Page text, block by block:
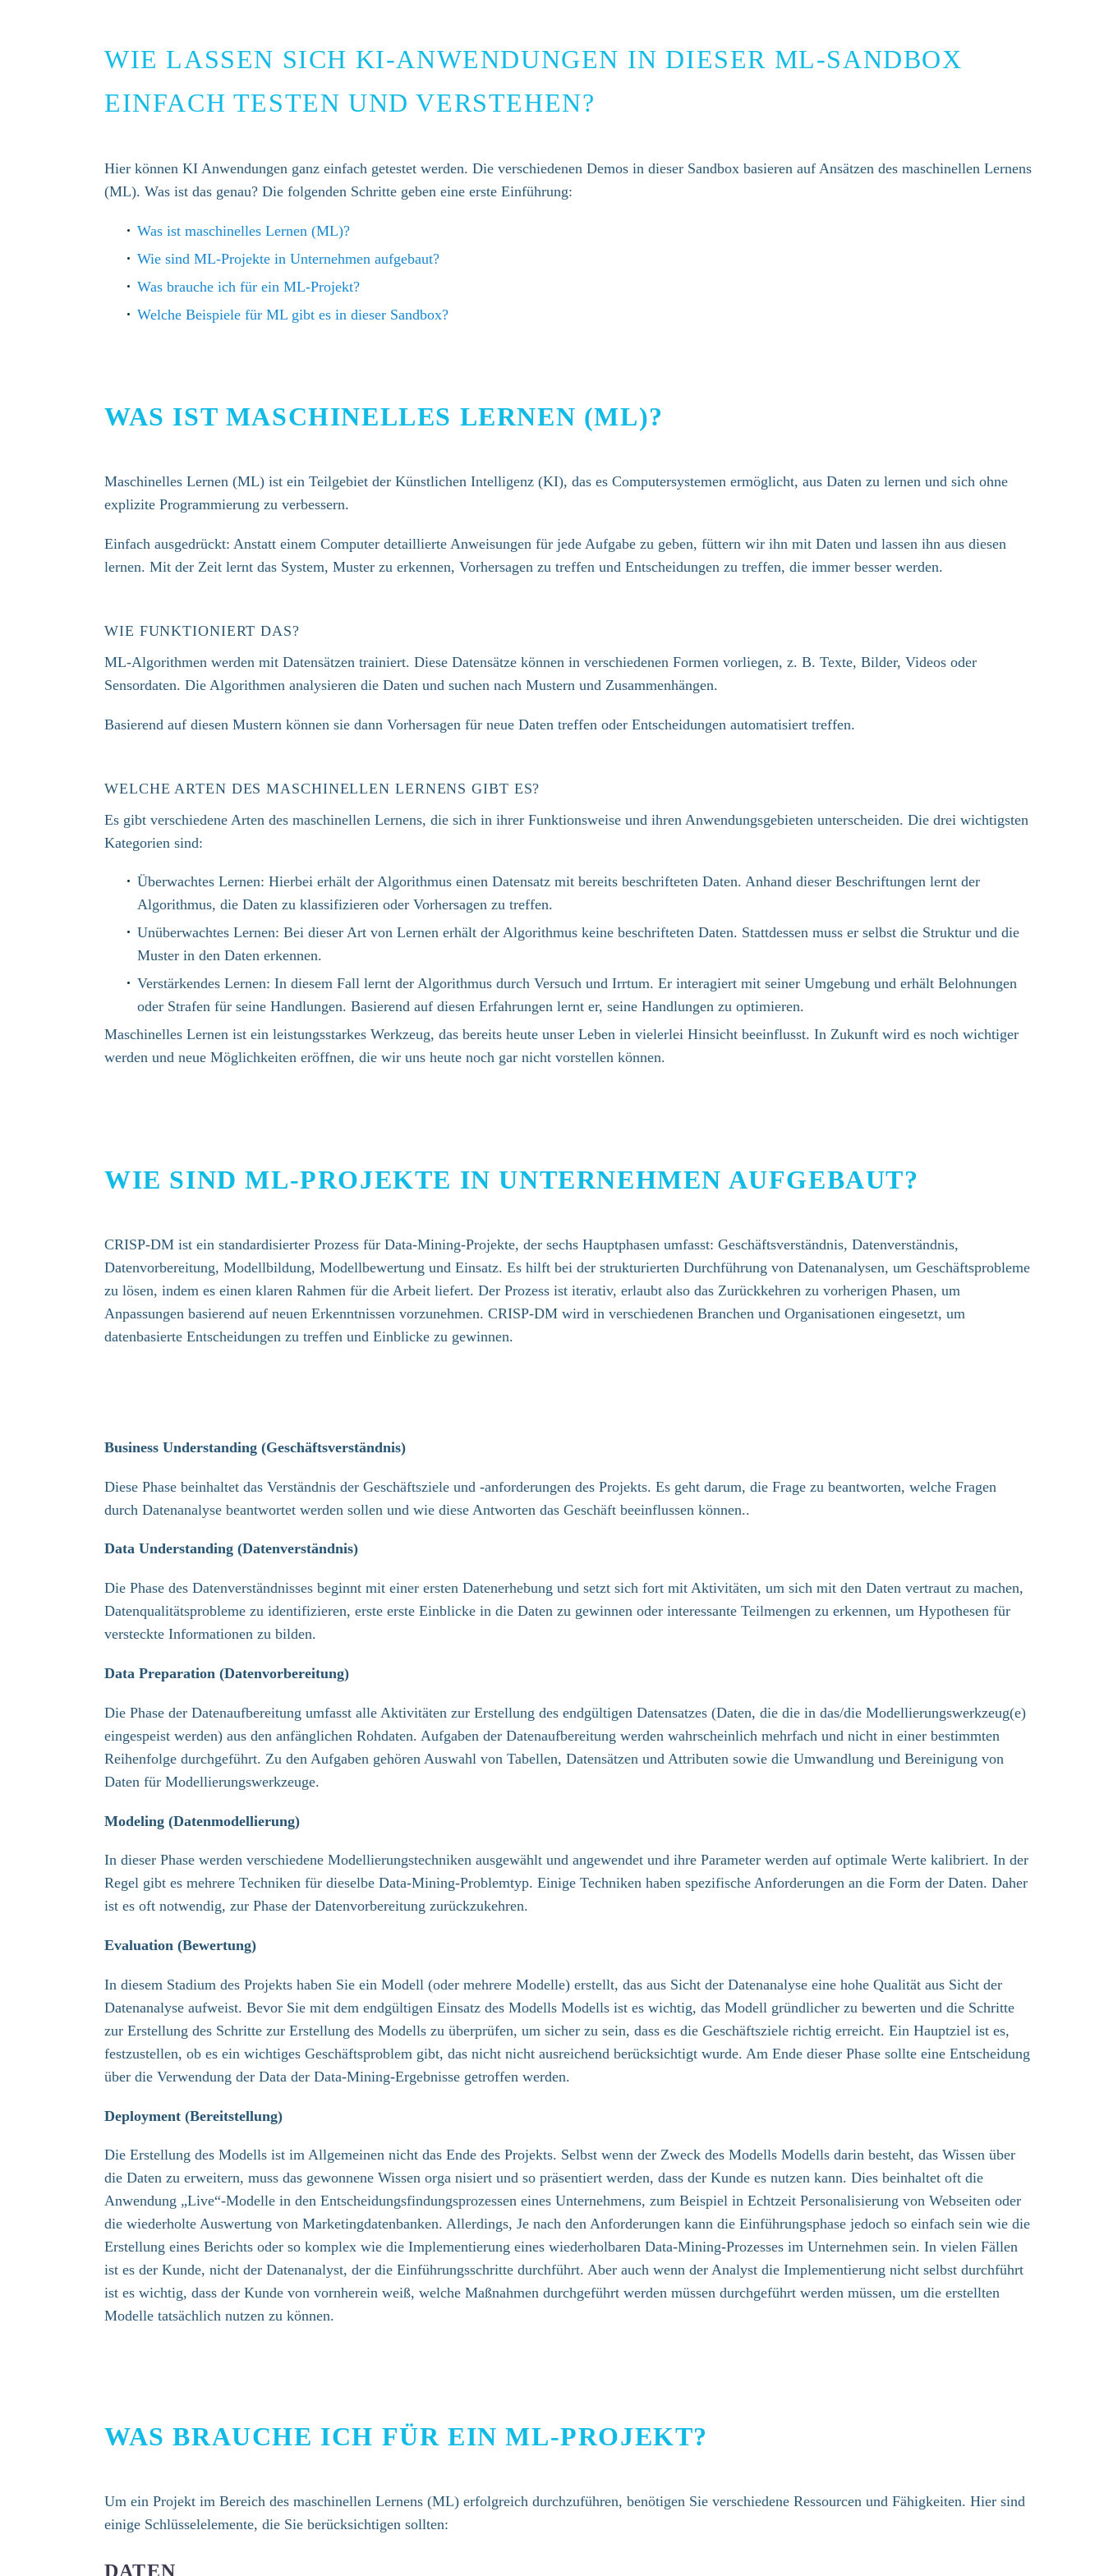
WIE LASSEN SICH KI-ANWENDUNGEN IN DIESER ML-SANDBOX
EINFACH TESTEN UND VERSTEHEN?​
Hier können KI Anwendungen ganz einfach getestet werden. Die verschiedenen Demos in dieser Sandbox basieren auf Ansätzen des maschinellen Lernens
(ML). Was ist das genau? Die folgenden Schritte geben eine erste Einführung:​
Was ist maschinelles Lernen (ML)?
Wie sind ML-Projekte in Unternehmen aufgebaut?
Was brauche ich für ein ML-Projekt?
Welche Beispiele für ML gibt es in dieser Sandbox?
WAS IST MASCHINELLES LERNEN (ML)?
Maschinelles Lernen (ML) ist ein Teilgebiet der Künstlichen Intelligenz (KI), das es Computersystemen ermöglicht, aus Daten zu lernen und sich ohne
explizite Programmierung zu verbessern. ​
​Einfach ausgedrückt: Anstatt einem Computer detaillierte Anweisungen für jede Aufgabe zu geben, füttern wir ihn mit Daten und lassen ihn aus diesen
lernen. Mit der Zeit lernt das System, Muster zu erkennen, Vorhersagen zu treffen und Entscheidungen zu treffen, die immer besser werden.​
WIE FUNKTIONIERT DAS?​
​ML-Algorithmen werden mit Datensätzen trainiert. Diese Datensätze können in verschiedenen Formen vorliegen, z. B. Texte, Bilder, Videos oder
Sensordaten. Die Algorithmen analysieren die Daten und suchen nach Mustern und Zusammenhängen. ​
​Basierend auf diesen Mustern können sie dann Vorhersagen für neue Daten treffen oder Entscheidungen automatisiert treffen.​
WELCHE ARTEN DES MASCHINELLEN LERNENS GIBT ES?​
Es gibt verschiedene Arten des maschinellen Lernens, die sich in ihrer Funktionsweise und ihren Anwendungsgebieten unterscheiden. Die drei wichtigsten
Kategorien sind:​
Überwachtes Lernen: Hierbei erhält der Algorithmus einen Datensatz mit bereits beschrifteten Daten. Anhand dieser Beschriftungen lernt der
Algorithmus, die Daten zu klassifizieren oder Vorhersagen zu treffen. ​
Unüberwachtes Lernen: Bei dieser Art von Lernen erhält der Algorithmus keine beschrifteten Daten. Stattdessen muss er selbst die Struktur und die
Muster in den Daten erkennen. ​
Verstärkendes Lernen: In diesem Fall lernt der Algorithmus durch Versuch und Irrtum. Er interagiert mit seiner Umgebung und erhält Belohnungen
oder Strafen für seine Handlungen. Basierend auf diesen Erfahrungen lernt er, seine Handlungen zu optimieren.​
Maschinelles Lernen ist ein leistungsstarkes Werkzeug, das bereits heute unser Leben in vielerlei Hinsicht beeinflusst. In Zukunft wird es noch wichtiger
werden und neue Möglichkeiten eröffnen, die wir uns heute noch gar nicht vorstellen können.​
WIE SIND ML-PROJEKTE IN UNTERNEHMEN AUFGEBAUT?
CRISP-DM ist ein standardisierter Prozess für Data-Mining-Projekte, der sechs Hauptphasen umfasst: Geschäftsverständnis, Datenverständnis,
Datenvorbereitung, Modellbildung, Modellbewertung und Einsatz. Es hilft bei der strukturierten Durchführung von Datenanalysen, um Geschäftsprobleme
zu lösen, indem es einen klaren Rahmen für die Arbeit liefert. Der Prozess ist iterativ, erlaubt also das Zurückkehren zu vorherigen Phasen, um
Anpassungen basierend auf neuen Erkenntnissen vorzunehmen. CRISP-DM wird in verschiedenen Branchen und Organisationen eingesetzt, um
datenbasierte Entscheidungen zu treffen und Einblicke zu gewinnen.
Business Understanding (Geschäftsverständnis)
Diese Phase beinhaltet das Verständnis der Geschäftsziele und -anforderungen des Projekts. Es geht darum, die Frage zu beantworten, welche Fragen
durch Datenanalyse beantwortet werden sollen und wie diese Antworten das Geschäft beeinflussen können..
Data Understanding (Datenverständnis)
Die Phase des Datenverständnisses beginnt mit einer ersten Datenerhebung und setzt sich fort mit Aktivitäten, um sich mit den Daten vertraut zu machen,
Datenqualitätsprobleme zu identifizieren, erste erste Einblicke in die Daten zu gewinnen oder interessante Teilmengen zu erkennen, um Hypothesen für
versteckte Informationen zu bilden.
Data Preparation (Datenvorbereitung)
Die Phase der Datenaufbereitung umfasst alle Aktivitäten zur Erstellung des endgültigen Datensatzes (Daten, die die in das/die Modellierungswerkzeug(e)
eingespeist werden) aus den anfänglichen Rohdaten. Aufgaben der Datenaufbereitung werden wahrscheinlich mehrfach und nicht in einer bestimmten
Reihenfolge durchgeführt. Zu den Aufgaben gehören Auswahl von Tabellen, Datensätzen und Attributen sowie die Umwandlung und Bereinigung von
Daten für Modellierungswerkzeuge.
Modeling (Datenmodellierung)
In dieser Phase werden verschiedene Modellierungstechniken ausgewählt und angewendet und ihre Parameter werden auf optimale Werte kalibriert. In der
Regel gibt es mehrere Techniken für dieselbe Data-Mining-Problemtyp. Einige Techniken haben spezifische Anforderungen an die Form der Daten. Daher
ist es oft notwendig, zur Phase der Datenvorbereitung zurückzukehren.
Evaluation (Bewertung)
In diesem Stadium des Projekts haben Sie ein Modell (oder mehrere Modelle) erstellt, das aus Sicht der Datenanalyse eine hohe Qualität aus Sicht der
Datenanalyse aufweist. Bevor Sie mit dem endgültigen Einsatz des Modells Modells ist es wichtig, das Modell gründlicher zu bewerten und die Schritte
zur Erstellung des Schritte zur Erstellung des Modells zu überprüfen, um sicher zu sein, dass es die Geschäftsziele richtig erreicht. Ein Hauptziel ist es,
festzustellen, ob es ein wichtiges Geschäftsproblem gibt, das nicht nicht ausreichend berücksichtigt wurde. Am Ende dieser Phase sollte eine Entscheidung
über die Verwendung der Data der Data-Mining-Ergebnisse getroffen werden.
Deployment (Bereitstellung)
Die Erstellung des Modells ist im Allgemeinen nicht das Ende des Projekts. Selbst wenn der Zweck des Modells Modells darin besteht, das Wissen über
die Daten zu erweitern, muss das gewonnene Wissen orga nisiert und so präsentiert werden, dass der Kunde es nutzen kann. Dies beinhaltet oft die
Anwendung „Live“-Modelle in den Entscheidungsfindungsprozessen eines Unternehmens, zum Beispiel in Echtzeit Personalisierung von Webseiten oder
die wiederholte Auswertung von Marketingdatenbanken. Allerdings, Je nach den Anforderungen kann die Einführungsphase jedoch so einfach sein wie die
Erstellung eines Berichts oder so komplex wie die Implementierung eines wiederholbaren Data-Mining-Prozesses im Unternehmen sein. In vielen Fällen
ist es der Kunde, nicht der Datenanalyst, der die Einführungsschritte durchführt. Aber auch wenn der Analyst die Implementierung nicht selbst durchführt
ist es wichtig, dass der Kunde von vornherein weiß, welche Maßnahmen durchgeführt werden müssen durchgeführt werden müssen, um die erstellten
Modelle tatsächlich nutzen zu können.
WAS BRAUCHE ICH FÜR EIN ML-PROJEKT?
Um ein Projekt im Bereich des maschinellen Lernens (ML) erfolgreich durchzuführen, benötigen Sie verschiedene Ressourcen und Fähigkeiten. Hier sind
einige Schlüsselelemente, die Sie berücksichtigen sollten:
DATEN